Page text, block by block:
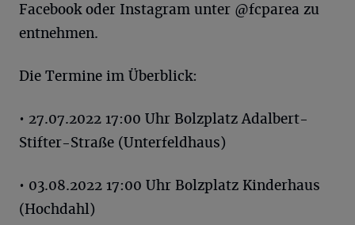
Facebook oder Instagram unter @fcparea zu
entnehmen.
Die Termine im Überblick:
• 27.07.2022 17:00 Uhr Bolzplatz Adalbert-
Stifter-Straße (Unterfeldhaus)
• 03.08.2022 17:00 Uhr Bolzplatz Kinderhaus
(Hochdahl)